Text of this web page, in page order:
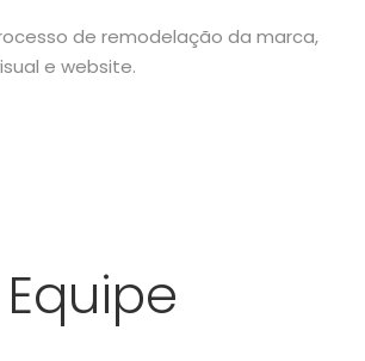
de remodelação da marca,
e website.